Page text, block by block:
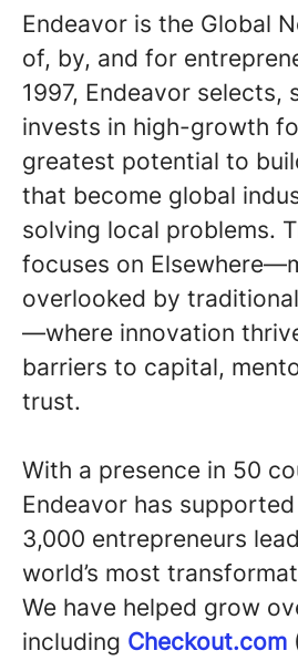
Endeavor is the Global
of, by, and for
1997, Endeavor selects,
invests in high-growth
greatest potential to
that become global
solving local problems.
focuses on
overlooked by
—where innovation
barriers to capital,
trust.
With a presence in 50
Endeavor has
3,000 entrepreneurs
world’s most
We have helped grow
including Checkout.com